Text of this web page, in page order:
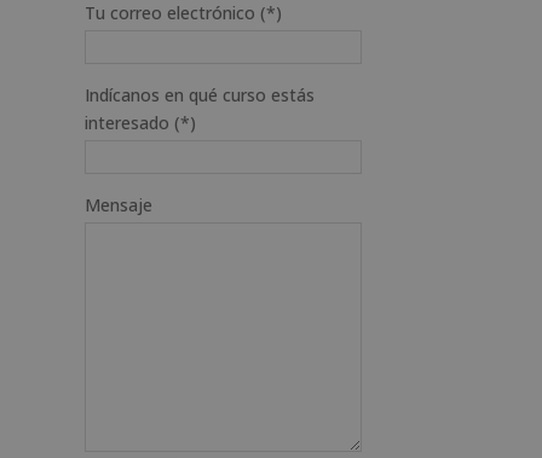
Tu correo electrónico (*)
Indícanos en qué curso estás
interesado (*)
Mensaje